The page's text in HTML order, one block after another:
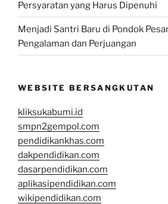
Persyaratan yang Harus Dipenuhi
Menjadi Santri Baru di Pondok
Pengalaman dan Perjuangan
WEBSITE BERSANGKUTAN
kliksukabumi.id
smpn2gempol.com
pendidikankhas.com
dakpendidikan.com
dasarpendidikan.com
aplikasipendidikan.com
wikipendidikan.com